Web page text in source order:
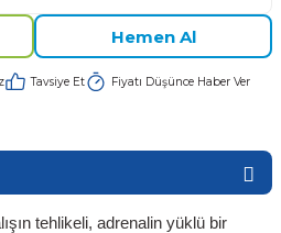
Hemen Al
Tavsiye Et
Fiyatı Düşünce Haber Ver
tehlikeli, adrenalin yüklü bir